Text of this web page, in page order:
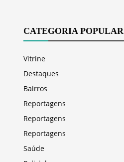
CATEGORIA POPULAR
Vitrine
Destaques
Bairros
Reportagens
Reportagens
Reportagens
Saúde